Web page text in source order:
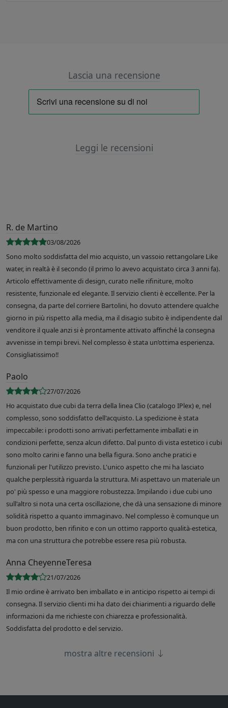
Lascia una recensione
Leggi le recensioni
R. de Martino
03/08/2026
Sono molto soddisfatta del mio acquisto, un vassoio rettangolare Like
water, in realtà è il secondo (il primo lo avevo acquistato circa 3 anni fa).
Articolo effettivamente di design, curato nelle rifiniture, molto
resistente, funzionale ed elegante. Il servizio clienti è eccellente. Per la
consegna, da parte del corriere Bartolini, ho dovuto attendere qualche
giorno in più rispetto alla media, ma il disagio subito è indipendente dal
venditore il quale anzi si è prontamente attivato affinché la consegna
avvenisse in tempi brevi. Nel complesso è stata un’ottima esperienza.
Consigliatissimo!!
Paolo
27/07/2026
Ho acquistato due cubi da terra della linea Clio (catalogo IPlex) e, nel
complesso, sono soddisfatto dell'acquisto. La spedizione è stata
impeccabile: i prodotti sono arrivati perfettamente imballati e in
condizioni perfette, senza alcun difetto. Dal punto di vista estetico i cubi
sono molto carini e fanno una bella figura. Sono anche pratici e
funzionali per l'utilizzo previsto. L'unico aspetto che mi ha lasciato
qualche perplessità riguarda la struttura. Mi aspettavo un materiale un
po' più spesso e una maggiore robustezza. Impilando i due cubi uno
sull'altro si nota una certa oscillazione, che dà una sensazione di minore
solidità rispetto a quanto immaginavo. Nel complesso è comunque un
buon prodotto, ben rifinito e con un ottimo rapporto qualità-estetica,
ma con una struttura che potrebbe essere resa più robusta.
Anna CheyenneTeresa
21/07/2026
Il mio ordine è arrivato ben imballato e in anticipo rispetto ai tempi di
consegna. Il servizio clienti mi ha dato dei chiarimenti a riguardo delle
informazioni da me richieste con chiarezza e professionalità.
Soddisfatta del prodotto e del servizio.
mostra altre recensioni